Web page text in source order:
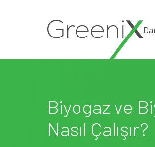
Biyogaz ve
Nasıl Çalışır?